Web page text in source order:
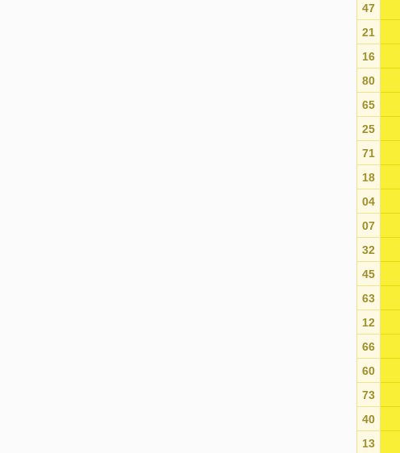
47
21
16
80
65
25
71
18
04
07
32
45
63
12
66
60
73
40
13